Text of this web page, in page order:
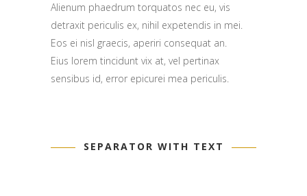
Alienum phaedrum torquatos nec eu, vis
detraxit periculis ex, nihil expetendis in mei.
Eos ei nisl graecis, aperiri consequat an.
Eius lorem tincidunt vix at, vel pertinax
sensibus id, error epicurei mea periculis.
SEPARATOR WITH TEXT